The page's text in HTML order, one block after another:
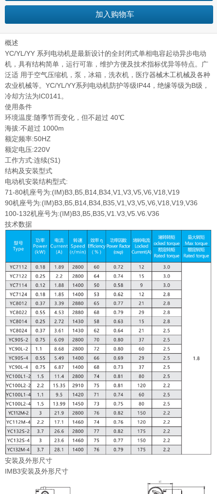
加入购物车
概述
YC/YL/YY 系列电动机是最新设计的全封闭式单相电容起动异步电动
机，具有结构简单，运行可靠，维护方便及技术指标优异等特点。广
泛适 用于空气压缩机，泵，冰箱，洗衣机，医疗器械木工机械及各种
农业机械等。YC/YL/YY系列电动机防护等级IP44，绝缘等级为B级，
冷却方法为IC0141。
使用条件
环境温度:随季节而变化，但不超过 40℃
海拔:不超过 1000m
额定频率:50HZ
额定电压:220V
工作方式:连续(S1)
结构及安装型式
电动机安装结构型式:
71-80机座号为:(IM)B3,B5,B14,B34,V1,V3,V5,V6,V18,V19
90机座号为:(IM)B3,B5,B14,B34,B35,V1,V3,V5,V6,V18,V19,V36
100-132机座号为:(IM)B3,B5,B35,V1.V3,V5.V6.V36
技术数据
安装及外形尺寸
IMB3安装及外形尺寸